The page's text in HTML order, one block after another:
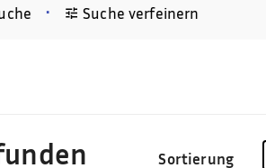
• Suche verfeinern
Sortierung